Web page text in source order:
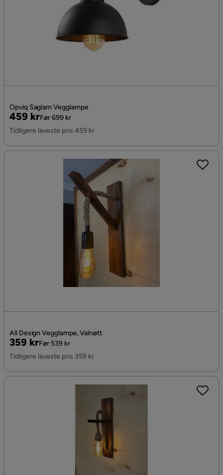
Opviq Saglam Vegglampe
Pris
459 kr
Original
Pris
Før 699 kr
Tidligere laveste pris 459 kr
All Design Vegglampe, Valnøtt
Pris
359 kr
Original
Pris
Før 539 kr
Tidligere laveste pris 359 kr